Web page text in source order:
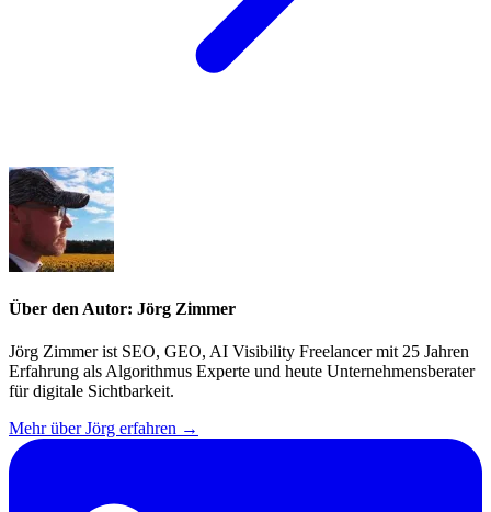
Über den Autor: Jörg Zimmer
Jörg Zimmer ist SEO, GEO, AI Visibility Freelancer mit 25 Jahren
Erfahrung als Algorithmus Experte und heute Unternehmensberater
für digitale Sichtbarkeit.
Mehr über Jörg erfahren →